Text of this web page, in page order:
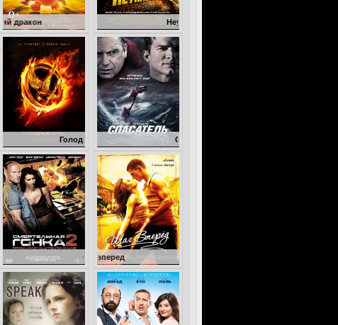
Кокоша – маленький дракон
Неуправляемый
Голодные игры Спасатель
Смертельная гонка 2: Франкенштейн жив
Шаг вперед